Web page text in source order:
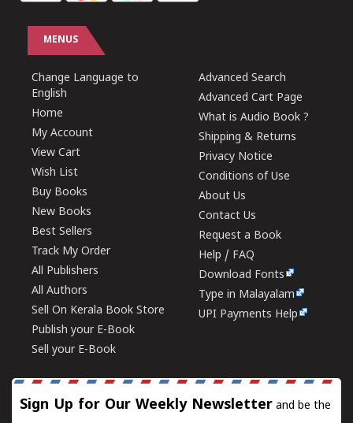
MENUS
Change Language to
English
Home
My Account
View Cart
Wish List
Buy Books
New Books
Best Sellers
Track My Order
All Publishers
All Authors
Sell On Kerala Book Store
Publish your E-Book
Sell your E-Book
Advanced Search
Advanced Cart Page
What is Audio Book ?
Shipping & Returns
Privacy Notice
Conditions of Use
About Us
Contact Us
Request a Book
Help / FAQ
Download Fonts
Type in Malayalam
UPI Payments Help
Sign Up for Our Weekly Newsletter and be the